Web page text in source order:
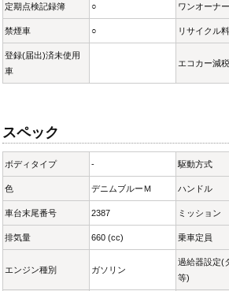
定期点検記録簿 ○ ワンオーナー
禁煙車 ○ リサイクル
登録(届出)済未使用
車
エコカー減
スペック
ボディタイプ - 駆動方式
色 デニムブルーＭ ハンドル
車台末尾番号 2387 ミッション
排気量 660 (cc) 乗車定員
エンジン種別 ガソリン
過給器設定(
等)